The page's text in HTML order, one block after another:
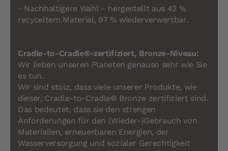
- Nachhaltigere Wahl – hergestellt aus 42 %
recyceltem Material, 97 % wiederverwertbar.
Cradle-to-Cradle®-zertifiziert, Bronze-Niveau:
Wir lieben unseren Planeten genauso sehr wie Sie
es tun.
Wir sind stolz, dass viele unserer Produkte, wie
dieser, Cradle-to-Cradle® Bronze zertifiziert sind.
Das bedeutet, dass sie den strengen
Anforderungen für den (Wieder-)Gebrauch von
Materialien, erneuerbaren Energien, der
Wasserversorgung und sozialer Gerechtigkeit